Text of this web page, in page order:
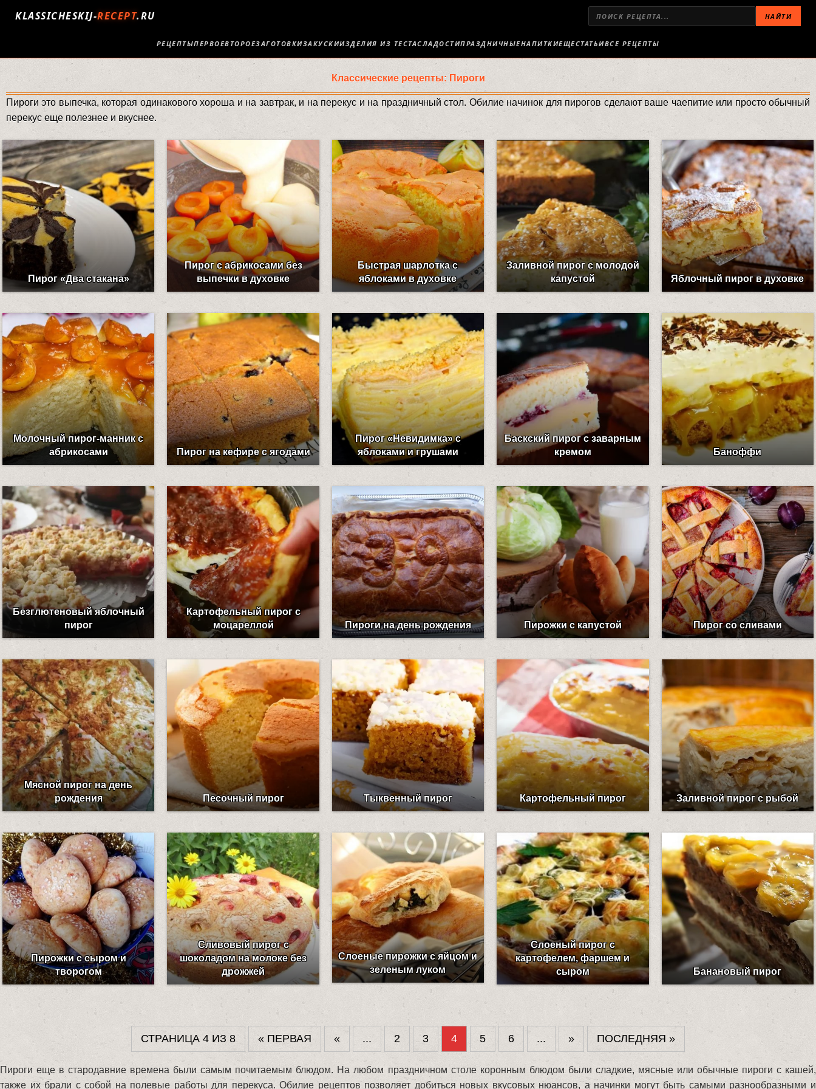
KLASSICHESKIJ-RECEPT.RU НАЙТИ
РЕЦЕПТЫПЕРВОЕВТОРОЕЗАГОТОВКИЗАКУСКИИЗДЕЛИЯ ИЗ ТЕСТАСЛАДОСТИПРАЗДНИЧНЫЕНАПИТКИЕЩЕСТАТЬИВСЕ РЕЦЕПТЫ
Классические рецепты: Пироги
Пироги это выпечка, которая одинакового хороша и на завтрак, и на перекус и на праздничный стол. Обилие начинок для пирогов сделают ваше чаепитие или просто обычный
перекус еще полезнее и вкуснее.
Пирог «Два стакана»
Пирог с абрикосами без
выпечки в духовке
Быстрая шарлотка с
яблоками в духовке
Заливной пирог с молодой
капустой
Яблочный пирог в духовке
Молочный пирог-манник с
абрикосами
Пирог на кефире с ягодами
Пирог «Невидимка» с
яблоками и грушами
Баскский пирог с заварным
кремом
Баноффи
Безглютеновый яблочный
пирог
Картофельный пирог с
моцареллой
Пироги на день рождения Пирожки с капустой Пирог со сливами
Мясной пирог на день
рождения
Песочный пирог Тыквенный пирог Картофельный пирог Заливной пирог с рыбой
Пирожки с сыром и
творогом
Сливовый пирог с
шоколадом на молоке без
дрожжей
Слоеные пирожки с яйцом и
зеленым луком
Слоеный пирог с
картофелем, фаршем и
сыром
Банановый пирог
СТРАНИЦА 4 ИЗ 8 « ПЕРВАЯ « ... 2 3 4 5 6 ... » ПОСЛЕДНЯЯ »
Пироги еще в стародавние времена были самым почитаемым блюдом. На любом праздничном столе коронным блюдом были сладкие, мясные или обычные пироги с кашей,
также их брали с собой на полевые работы для перекуса. Обилие рецептов позволяет добиться новых вкусовых нюансов, а начинки могут быть самыми разнообразными и